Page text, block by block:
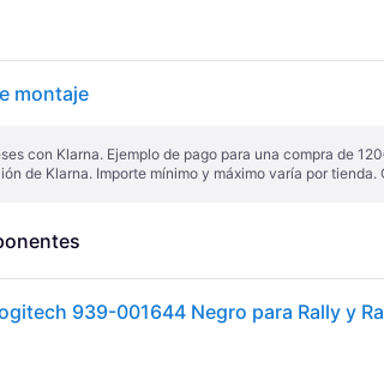
montaje
con Klarna. Ejemplo de pago para una compra de
de Klarna. Importe mínimo y máximo varía por